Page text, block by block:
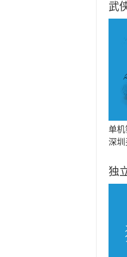
武
单机
深圳
独